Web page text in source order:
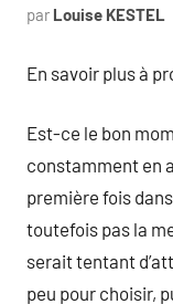
par Louise KESTEL
En savoir plus à
Est-ce le bon
constamment en
première fois dans
toutefois pas la
serait tentant
peu pour choisir,